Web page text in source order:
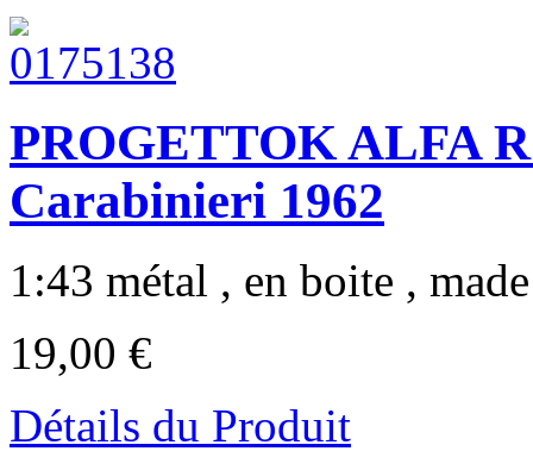
PROGETTOK ALFA
Carabinieri 1962
1:43 métal , en boite ,
19,00 €
Détails du Produit